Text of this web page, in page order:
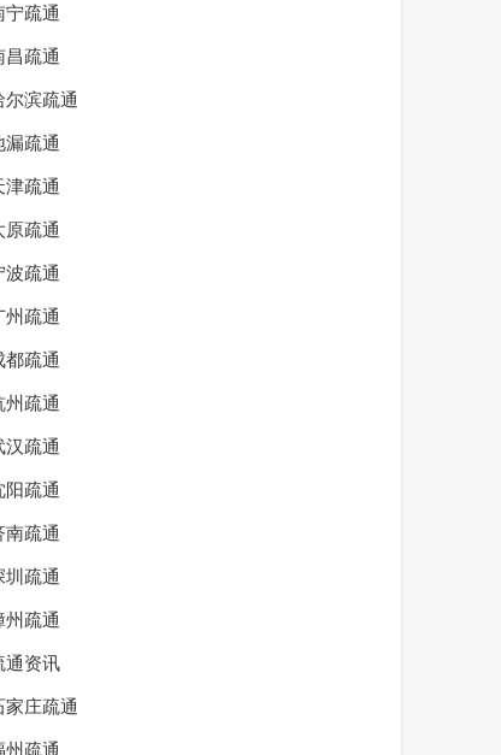
宁疏通
昌疏通
尔滨疏通
漏疏通
津疏通
原疏通
波疏通
州疏通
都疏通
州疏通
汉疏通
阳疏通
南疏通
圳疏通
州疏通
通资讯
家庄疏通
州疏通